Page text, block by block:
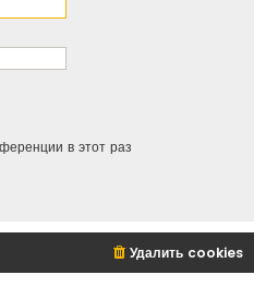
в этот раз
Удалить cookies